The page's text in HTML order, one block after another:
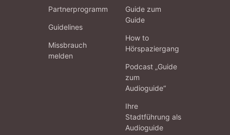
Partnerprogramm
Guidelines
Missbrauch
melden
Guide zum
Guide
How to
Hörspaziergang
Podcast „Guide
zum
Audioguide“
Ihre
Stadtführung als
Audioguide